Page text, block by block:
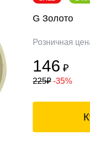
G Золото
Розничная
146 ₽
225₽ -35%